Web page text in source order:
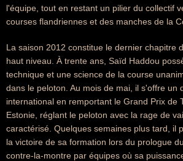
l'équipe, tout en restant un pilier du collectif
courses flandriennes et des manches de la
La saison 2012 constitue le dernier chapitre
haut niveau. À trente ans, Saïd Haddou
technique et une science de la course
dans le peloton. Au mois de mai, il s'offre un
international en remportant le Grand Prix de
Estonie, réglant le peloton avec la rage de
caractérisé. Quelques semaines plus tard, il
la victoire de sa formation lors du prologue
contre-la-montre par équipes où sa